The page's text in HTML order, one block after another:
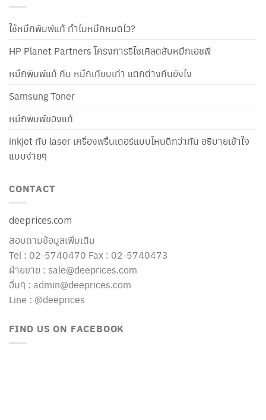
ใช้หมึกพิมพ์แท้ ทำไมหมึกหมดไว?
HP Planet Partners โครงการรีไซเคิลตลับหมึกเอชพี
หมึกพิมพ์แท้ กับ หมึกเทียบเท่า แตกต่างกันยังไง
Samsung Toner
หมึกพิมพ์ของแท้
inkjet กับ laser เครื่องพริ้นเตอร์แบบไหนดีกว่ากัน อธิบายเข้าใจ
แบบง่ายๆ
CONTACT
deeprices.com
สอบถามข้อมูลเพิ่มเติม
Tel : 02-5740470 Fax : 02-5740473
ฝ่ายขาย : sale@deeprices.com
อื่นๆ : admin@deeprices.com
Line : @deeprices
FIND US ON FACEBOOK